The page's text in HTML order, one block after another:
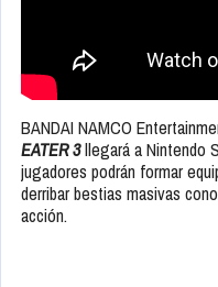
BANDAI NAMCO
EATER 3llegará a Nintendo
jugadores podrán formar
derribar bestias masivas
acción.